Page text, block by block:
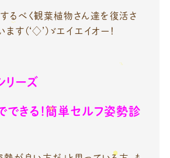
るべく観葉植物さん達を復活さ
ます(‘◇’)ゞエイエイオー！
リーズ
できる！簡単セルフ姿勢診